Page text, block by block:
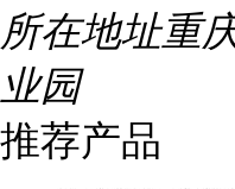
所在地址重
业园
推荐产品